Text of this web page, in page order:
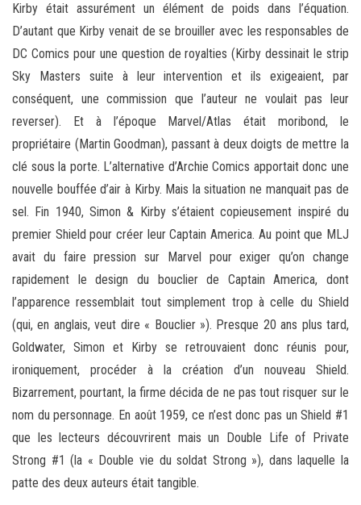
Kirby était assurément un élément de poids dans l’équation.
D’autant que Kirby venait de se brouiller avec les responsables de
DC Comics pour une question de royalties (Kirby dessinait le strip
Sky Masters suite à leur intervention et ils exigeaient, par
conséquent, une commission que l’auteur ne voulait pas leur
reverser). Et à l’époque Marvel/Atlas était moribond, le
propriétaire (Martin Goodman), passant à deux doigts de mettre la
clé sous la porte. L’alternative d’Archie Comics apportait donc une
nouvelle bouffée d’air à Kirby. Mais la situation ne manquait pas de
sel. Fin 1940, Simon & Kirby s’étaient copieusement inspiré du
premier Shield pour créer leur Captain America. Au point que MLJ
avait du faire pression sur Marvel pour exiger qu’on change
rapidement le design du bouclier de Captain America, dont
l’apparence ressemblait tout simplement trop à celle du Shield
(qui, en anglais, veut dire « Bouclier »). Presque 20 ans plus tard,
Goldwater, Simon et Kirby se retrouvaient donc réunis pour,
ironiquement, procéder à la création d’un nouveau Shield.
Bizarrement, pourtant, la firme décida de ne pas tout risquer sur le
nom du personnage. En août 1959, ce n’est donc pas un Shield #1
que les lecteurs découvrirent mais un Double Life of Private
Strong #1 (la « Double vie du soldat Strong »), dans laquelle la
patte des deux auteurs était tangible.